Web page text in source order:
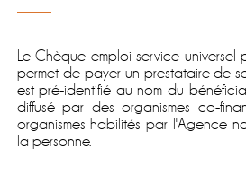
LeChèque emploi service universel
permet de payer un prestataire de
est pré-identifié au nom du
diffusé par des organismes co-
organismes habilités par l'Agence
la personne.